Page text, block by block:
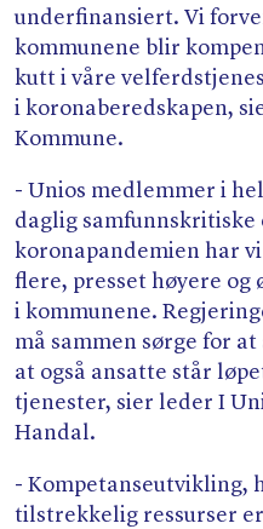
underfinansiert. Vi
kommunene blir
kutt i våre
i koronaberedskapen,
Kommune.
- Unios medlemmer i
daglig samfunnskritiske
koronapandemien har
flere, presset høyere og
i kommunene.
må sammen sørge for
at også ansatte står
tjenester, sier leder I
Handal.
- Kompetanseutvikling,
tilstrekkelig ressurser